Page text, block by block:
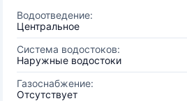
Водоотведение:
Центральное
Система водостоков:
Наружные водостоки
Газоснабжение:
Отсутствует